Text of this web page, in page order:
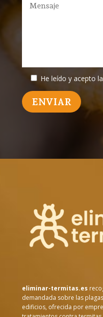
He leído y acepto la
eliminar-termitas.es
demandada sobre las
edificios, ofrecida por